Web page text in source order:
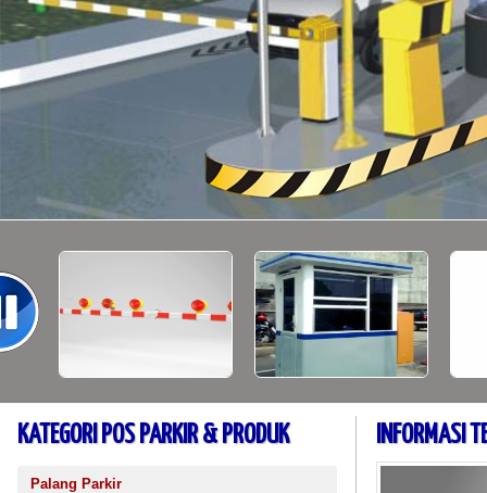
KATEGORI POS PARKIR & PRODUK
Palang Parkir
INFORMASI